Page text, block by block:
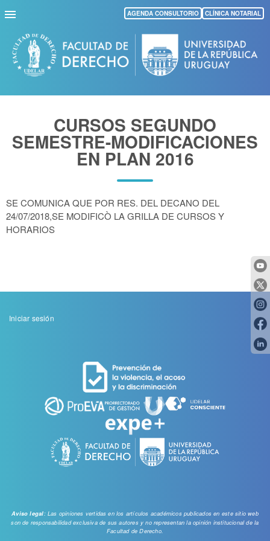
Pasar
al
contenido
principal
AGENDA CONSULTORIO CLÍNICA NOTARIAL
CURSOS SEGUNDO
SEMESTRE-MODIFICACIONES
EN PLAN 2016
SE COMUNICA QUE POR RES. DEL DECANO DEL
24/07/2018,SE MODIFICÒ LA GRILLA DE CURSOS Y
HORARIOS
Menu
Iniciar sesión
Aviso legal: Las opiniones vertidas en los artículos académicos publicados en este sitio web
son de responsabilidad exclusiva de sus autores y no representan la opinión institucional de la
Facultad de Derecho.